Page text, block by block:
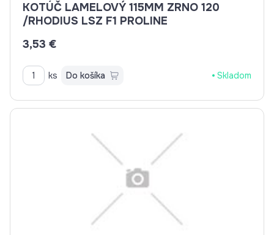
KOTÚČ LAMELOVÝ 115MM ZRNO 120
/RHODIUS LSZ F1 PROLINE
3,53 €
ks Do košíka Skladom